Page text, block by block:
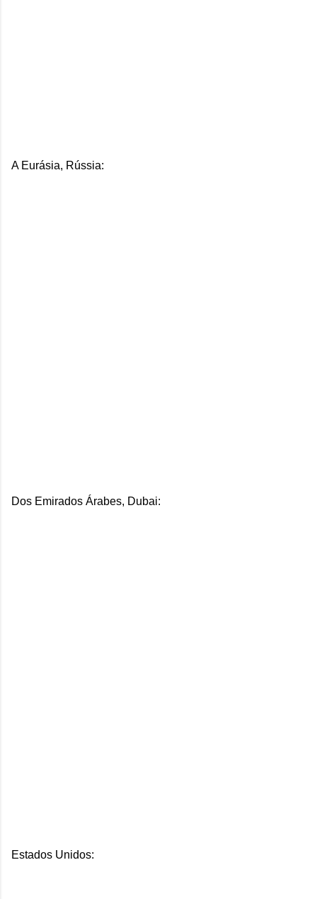
A Eurásia, Rússia:
Dos Emirados Árabes, Dubai:
Estados Unidos: